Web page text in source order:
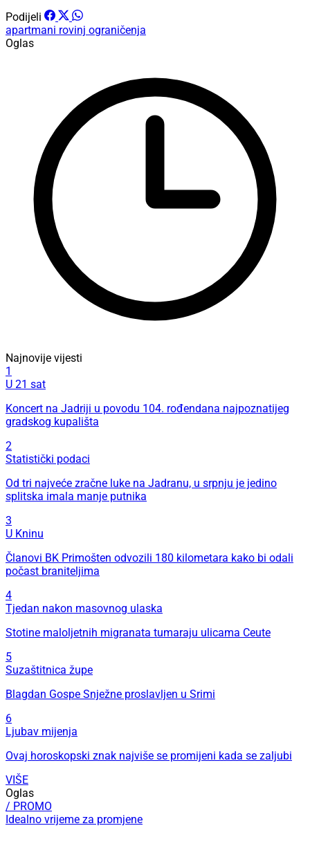
Podijeli
apartmani rovinj ograničenja
Oglas
Najnovije vijesti
1
U 21 sat
Koncert na Jadriji u povodu 104. rođendana najpoznatijeg
gradskog kupališta
2
Statistički podaci
Od tri najveće zračne luke na Jadranu, u srpnju je jedino
splitska imala manje putnika
3
U Kninu
Članovi BK Primošten odvozili 180 kilometara kako bi odali
počast braniteljima
4
Tjedan nakon masovnog ulaska
Stotine maloljetnih migranata tumaraju ulicama Ceute
5
Suzaštitnica župe
Blagdan Gospe Snježne proslavljen u Srimi
6
Ljubav mijenja
Ovaj horoskopski znak najviše se promijeni kada se zaljubi
VIŠE
Oglas
/ PROMO
Idealno vrijeme za promjene